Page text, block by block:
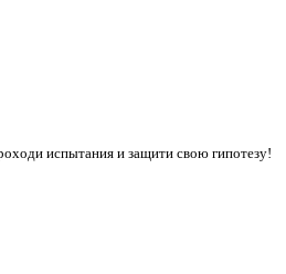
испытания и защити свою гипотезу!